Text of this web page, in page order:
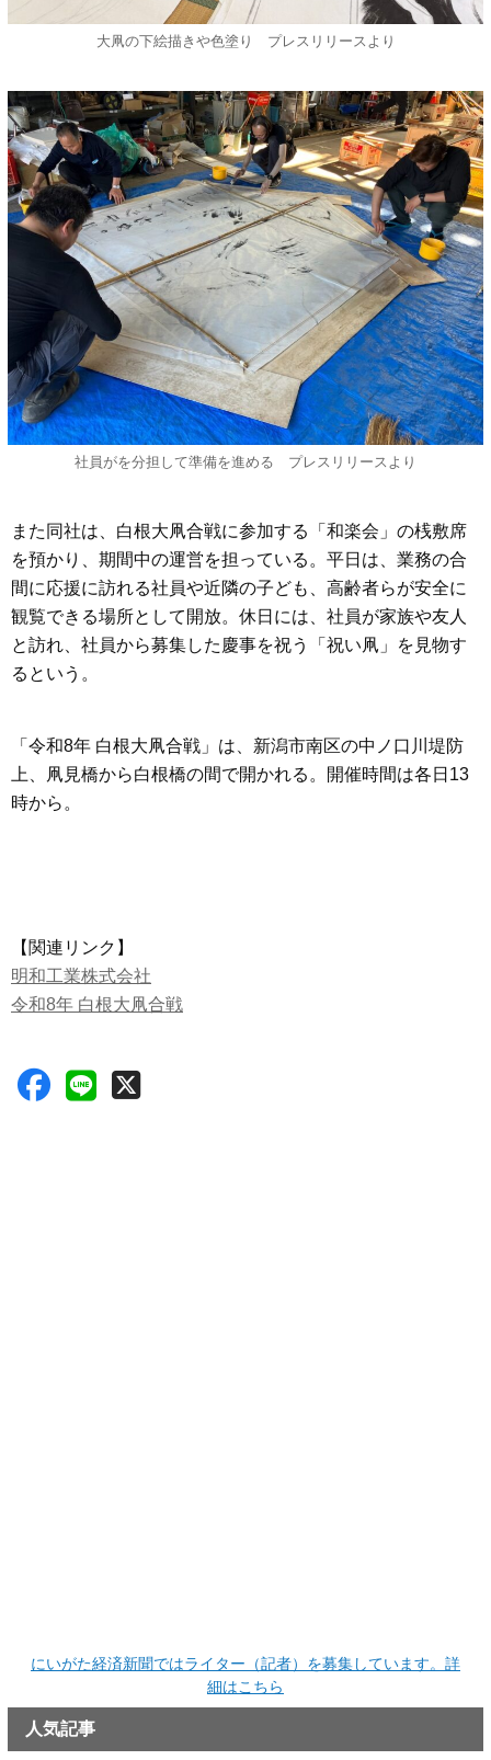
大凧の下絵描きや色塗り プレスリリースより
社員がを分担して準備を進める プレスリリースより
また同社は、白根大凧合戦に参加する「和楽会」の桟敷席
を預かり、期間中の運営を担っている。平日は、業務の合
間に応援に訪れる社員や近隣の子ども、高齢者らが安全に
観覧できる場所として開放。休日には、社員が家族や友人
と訪れ、社員から募集した慶事を祝う「祝い凧」を見物す
るという。
「令和8年 白根大凧合戦」は、新潟市南区の中ノ口川堤防
上、凧見橋から白根橋の間で開かれる。開催時間は各日13
時から。
【関連リンク】
明和工業株式会社
令和8年 白根大凧合戦
にいがた経済新聞ではライター（記者）を募集しています。詳
細はこちら
人気記事